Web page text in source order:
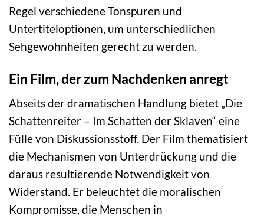
Regel verschiedene Tonspuren und
Untertiteloptionen, um unterschiedlichen
Sehgewohnheiten gerecht zu werden.
Ein Film, der zum Nachdenken anregt
Abseits der dramatischen Handlung bietet „Die
Schattenreiter – Im Schatten der Sklaven“ eine
Fülle von Diskussionsstoff. Der Film thematisiert
die Mechanismen von Unterdrückung und die
daraus resultierende Notwendigkeit von
Widerstand. Er beleuchtet die moralischen
Kompromisse, die Menschen in